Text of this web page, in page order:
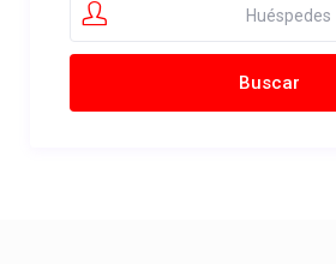
Huéspedes